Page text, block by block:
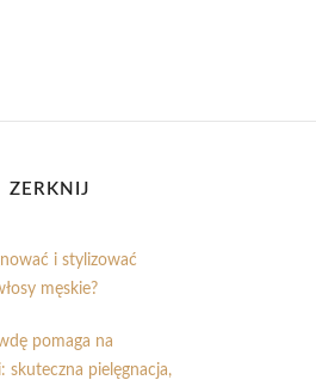
ZERKNIJ
i stylizować
męskie?
pomaga na
skuteczna pielęgnacja,